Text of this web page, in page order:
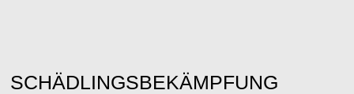
SCHÄDLINGSBEKÄMPFUNG